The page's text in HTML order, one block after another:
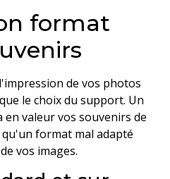
format
de vos photos
le choix du support. Un
valeur vos souvenirs de
format mal adapté
vos images.